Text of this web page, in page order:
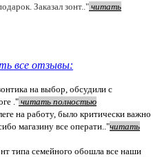
Заказал зонт.." читать
все отзывы:
на выбор, обсудили с
." читать полностью
на работу, было критически важно
магазину все операти.."читать
типа семейного обошла все наши